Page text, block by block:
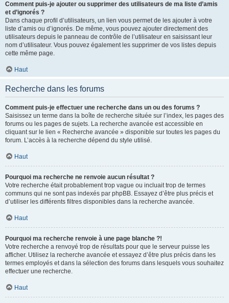
Comment puis-je ajouter ou supprimer des utilisateurs de ma liste d’amis
et d’ignorés ?
Dans chaque profil d’utilisateurs, un lien vous permet de les ajouter à votre
liste d’amis ou d’ignorés. De même, vous pouvez ajouter directement des
utilisateurs depuis le panneau de contrôle de l’utilisateur en saisissant leur
nom d’utilisateur. Vous pouvez également les supprimer de vos listes depuis
cette même page.
Haut
Recherche dans les forums
Comment puis-je effectuer une recherche dans un ou des forums ?
Saisissez un terme dans la boîte de recherche située sur l’index, les pages des
forums ou les pages de sujets. La recherche avancée est accessible en
cliquant sur le lien « Recherche avancée » disponible sur toutes les pages du
forum. L’accès à la recherche dépend du style utilisé.
Haut
Pourquoi ma recherche ne renvoie aucun résultat ?
Votre recherche était probablement trop vague ou incluait trop de termes
communs qui ne sont pas indexés par phpBB. Essayez d’être plus précis et
d’utiliser les différents filtres disponibles dans la recherche avancée.
Haut
Pourquoi ma recherche renvoie à une page blanche ?!
Votre recherche a renvoyé trop de résultats pour que le serveur puisse les
afficher. Utilisez la recherche avancée et essayez d’être plus précis dans les
termes employés et dans la sélection des forums dans lesquels vous souhaitez
effectuer une recherche.
Haut